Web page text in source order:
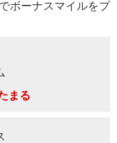
ボーナスマイルをプ
まる